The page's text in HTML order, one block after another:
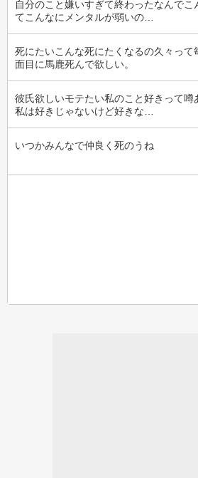
自分のこと嫌いすぎて終わったなんでこ
てこんなにメンタルが弱いの…
死にたいこんな死にたくなるの久々っ
面目に馬鹿死んで欲しい。
彼氏欲しいモテたい私のこと好きって噂
私は好きじゃないけど好きな…
いつかみんなで仲良く死のうね